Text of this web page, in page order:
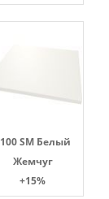
SM Белый
Жемчуг
+15%